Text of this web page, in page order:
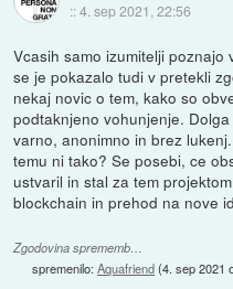
::4. sep 2021, 22:56
Vcasih samo izumitelji poznajo
se je pokazalo tudi v pretekli
nekaj novic o tem, kako so
podtaknjeno vohunjenje.
varno, anonimno in brez
temu ni tako? Se posebi, ce
ustvaril in stal za tem
blockchain in prehod na nove
Zgodovina sprememb…
spremenilo:Aquafriend(4. sep 2021